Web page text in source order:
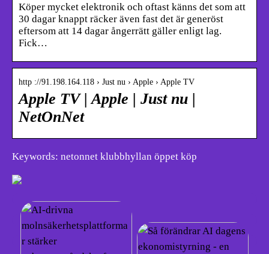
Köper mycket elektronik och oftast känns det som att
30 dagar knappt räcker även fast det är generöst
eftersom att 14 dagar ångerrätt gäller enligt lag.
Fick…
http ://91.198.164.118 › Just nu › Apple › Apple TV
Apple TV | Apple | Just nu |
NetOnNet
Keywords: netonnet klubbhyllan öppet köp